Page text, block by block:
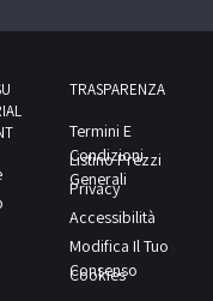
TRASPARENZA
Termini E
Condizioni
Generali
Listino Prezzi
Privacy
Accessibilità
Modifica Il Tuo
Consenso
Cookies